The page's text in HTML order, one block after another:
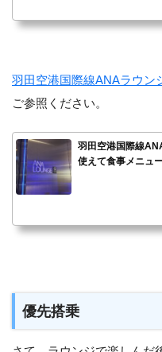
羽田空港国際線ANAラウン
ご参照ください。
羽田空港国際線
使えて食事メニュ
優先搭乗